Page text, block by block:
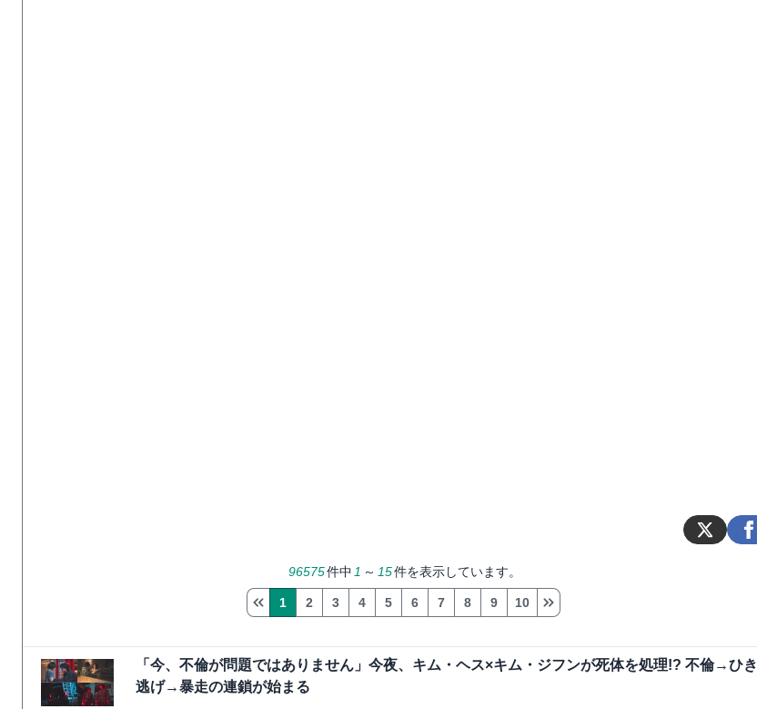
96575件中 1 ～ 15件を表示しています。
1 2 3 4 5 6 7 8 9 10
「今、不倫が問題ではありません」今夜、キム・ヘス×キム・ジフンが死体を処理!? 不倫→ひき
逃げ→暴走の連鎖が始まる